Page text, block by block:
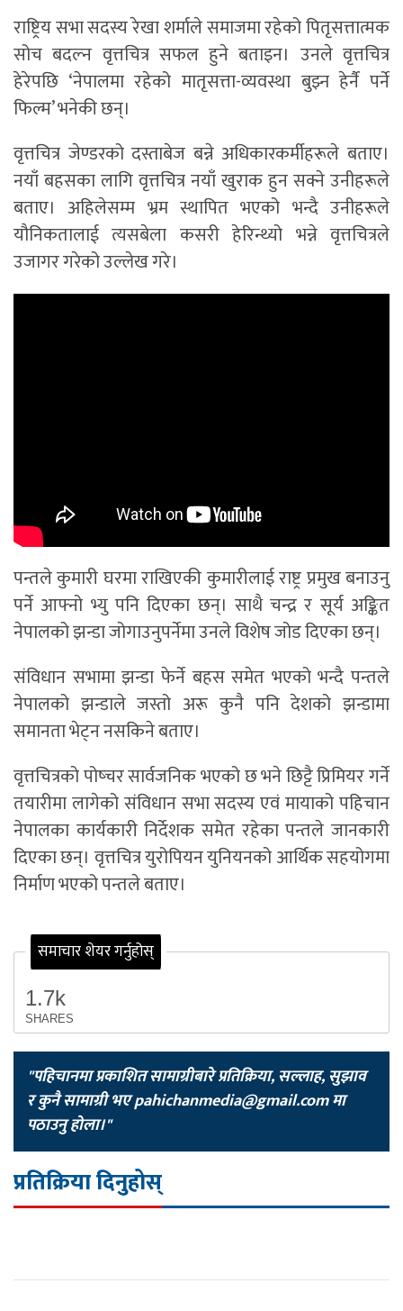
राष्ट्रिय सभा सदस्य रेखा शर्माले समाजमा रहेको पितृसत्तात्मक
सोच बदल्न वृत्तचित्र सफल हुने बताइन। उनले वृत्तचित्र
हेरेपछि ‘नेपालमा रहेको मातृसत्ता-व्यवस्था बुझ्न हेर्नै पर्ने
फिल्म’ भनेकी छन्।
वृत्तचित्र जेण्डरको दस्ताबेज बन्ने अधिकारकर्मीहरूले बताए।
नयाँ बहसका लागि वृत्तचित्र नयाँ खुराक हुन सक्ने उनीहरूले
बताए। अहिलेसम्म भ्रम स्थापित भएको भन्दै उनीहरूले
यौनिकतालाई त्यसबेला कसरी हेरिन्थ्यो भन्ने वृत्तचित्रले
उजागर गरेको उल्लेख गरे।
पन्तले कुमारी घरमा राखिएकी कुमारीलाई राष्ट्र प्रमुख बनाउनु
पर्ने आफ्नो भ्यु पनि दिएका छन्। साथै चन्द्र र सूर्य अङ्कित
नेपालको झन्डा जोगाउनुपर्नेमा उनले विशेष जोड दिएका छन्।
संविधान सभामा झन्डा फेर्ने बहस समेत भएको भन्दै पन्तले
नेपालको झन्डाले जस्तो अरू कुनै पनि देशको झन्डामा
समानता भेट्न नसकिने बताए।
वृत्तचित्रको पोष्चर सार्वजनिक भएको छ भने छिट्टै प्रिमियर गर्ने
तयारीमा लागेको संविधान सभा सदस्य एवं मायाको पहिचान
नेपालका कार्यकारी निर्देशक समेत रहेका पन्तले जानकारी
दिएका छन्। वृत्तचित्र युरोपियन युनियनको आर्थिक सहयोगमा
निर्माण भएको पन्तले बताए।
समाचार शेयर गर्नुहोस्
1.7k
SHARES
"पहिचानमा प्रकाशित सामाग्रीबारे प्रतिक्रिया, सल्लाह, सुझाव
र कुनै सामाग्री भएpahichanmedia@gmail.comमा
पठाउनु होला।"
प्रतिक्रिया दिनुहोस्